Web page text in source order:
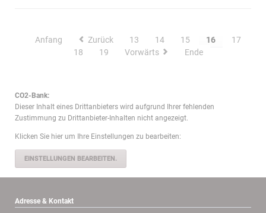
Anfang Zurück 13 14 15 16
17
18
19 Vorwärts Ende
CO2-Bank:
Dieser Inhalt eines Drittanbieters wird aufgrund Ihrer fehlenden
Zustimmung zu Drittanbieter-Inhalten nicht angezeigt.
Klicken Sie hier um Ihre Einstellungen zu bearbeiten:
EINSTELLUNGEN BEARBEITEN.
Adresse & Kontakt